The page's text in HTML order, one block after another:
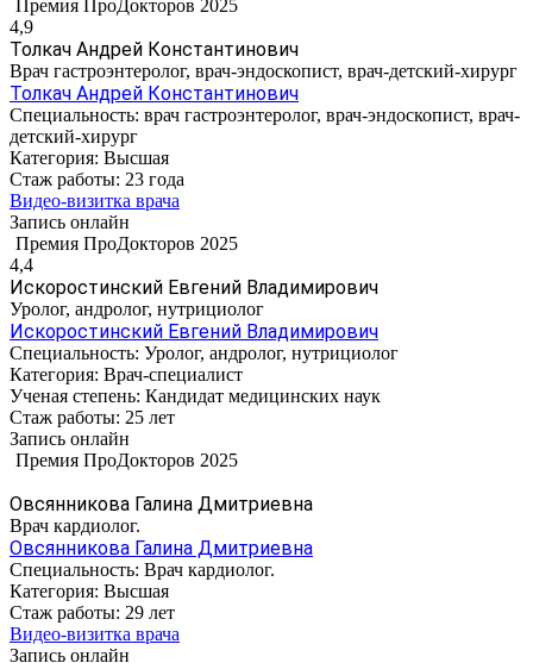
Премия ПроДокторов 2025
4,9
Толкач Андрей Константинович
Врач гастроэнтеролог, врач-эндоскопист, врач-детский-хирург
Толкач Андрей Константинович
Специальность: врач гастроэнтеролог, врач-эндоскопист, врач-
детский-хирург
Категория: Высшая
Стаж работы: 23 года
Видео-визитка врача
Запись онлайн
Премия ПроДокторов 2025
4,4
Искоростинский Евгений Владимирович
Уролог, андролог, нутрициолог
Искоростинский Евгений Владимирович
Специальность: Уролог, андролог, нутрициолог
Категория: Врач-специалист
Ученая степень: Кандидат медицинских наук
Стаж работы: 25 лет
Запись онлайн
Премия ПроДокторов 2025
Овсянникова Галина Дмитриевна
Врач кардиолог.
Овсянникова Галина Дмитриевна
Специальность: Врач кардиолог.
Категория: Высшая
Стаж работы: 29 лет
Видео-визитка врача
Запись онлайн